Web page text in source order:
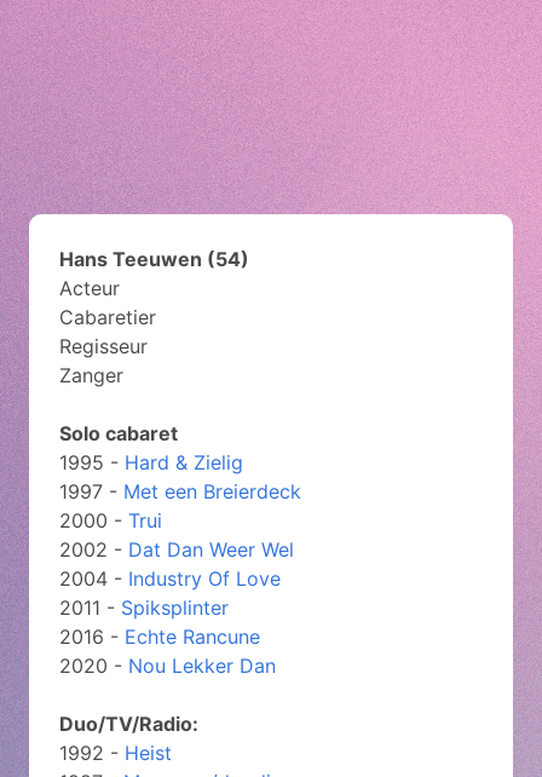
Hans Teeuwen (54)
Acteur
Cabaretier
Regisseur
Zanger
Solo cabaret
1995 - Hard & Zielig
1997 - Met een Breierdeck
2000 - Trui
2002 - Dat Dan Weer Wel
2004 - Industry Of Love
2011 - Spiksplinter
2016 - Echte Rancune
2020 - Nou Lekker Dan
Duo/TV/Radio:
1992 - Heist